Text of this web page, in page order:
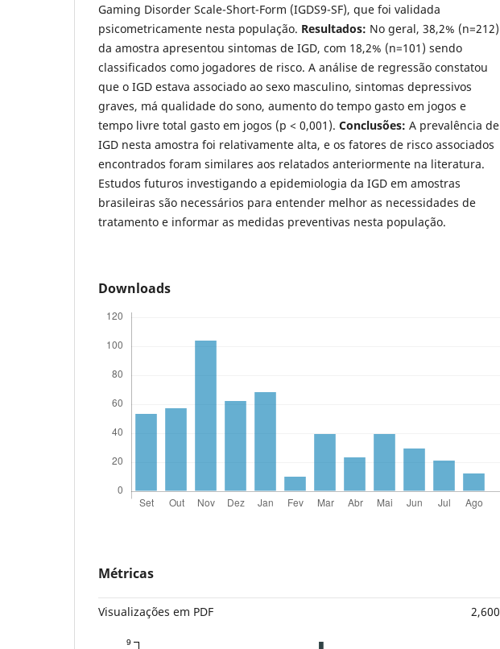
Gaming Disorder Scale-Short-Form (IGDS9-SF), que foi validada
psicometricamente nesta população. Resultados: No geral, 38,2% (n=212)
da amostra apresentou sintomas de IGD, com 18,2% (n=101) sendo
classificados como jogadores de risco. A análise de regressão constatou
que o IGD estava associado ao sexo masculino, sintomas depressivos
graves, má qualidade do sono, aumento do tempo gasto em jogos e
tempo livre total gasto em jogos (p < 0,001). Conclusões: A prevalência de
IGD nesta amostra foi relativamente alta, e os fatores de risco associados
encontrados foram similares aos relatados anteriormente na literatura.
Estudos futuros investigando a epidemiologia da IGD em amostras
brasileiras são necessários para entender melhor as necessidades de
tratamento e informar as medidas preventivas nesta população.
Downloads
Métricas
Visualizações em PDF 2,600
9